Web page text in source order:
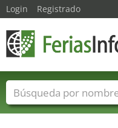
Login Registrado
Nombres de ferias